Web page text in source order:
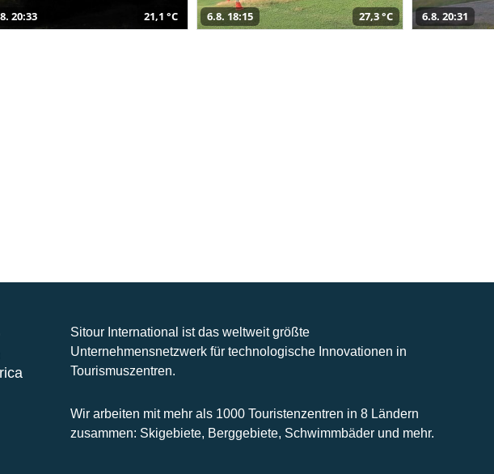
20:33 21,1 °C 6.8. 18:15 27,3 °C 6.8. 20:31
Sitour International ist das weltweit größte
Unternehmensnetzwerk für technologische Innovationen in
Tourismuszentren.
Wir arbeiten mit mehr als 1000 Touristenzentren in 8 Ländern
zusammen: Skigebiete, Berggebiete, Schwimmbäder und mehr.